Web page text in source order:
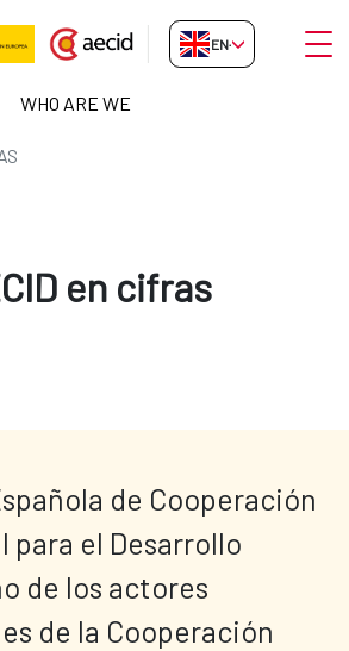
EN-GB
WHO ARE WE
en cifras
de Cooperación
para el Desarrollo
de los actores
de la Cooperación